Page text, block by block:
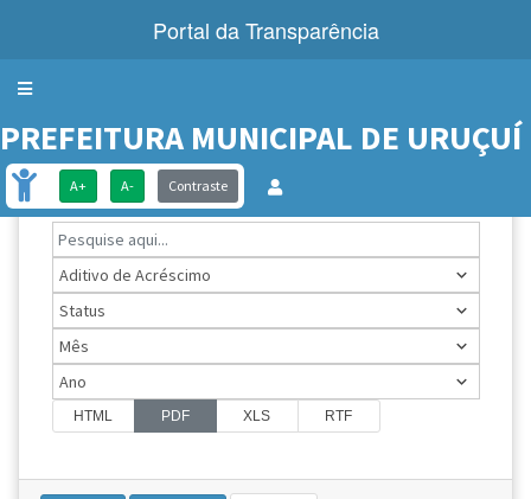
Portal da Transparência
Menu
PREFEITURA MUNICIPAL DE URUÇUÍ
A+ A- Contraste
CONTRATOS
HTML PDF XLS RTF